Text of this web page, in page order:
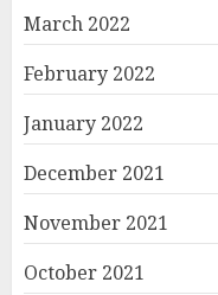
March 2022
February 2022
January 2022
December 2021
November 2021
October 2021